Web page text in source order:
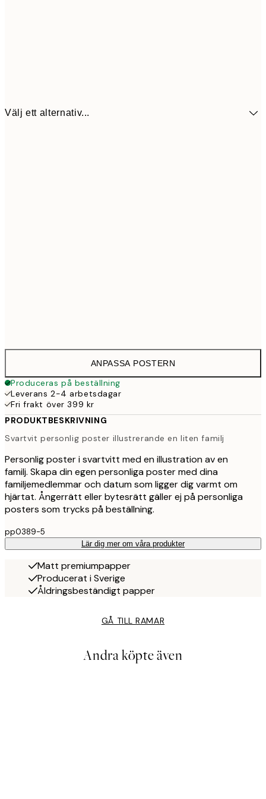
Välj ett alternativ...
ANPASSA POSTERN
Produceras på beställning
Leverans 2-4 arbetsdagar
Fri frakt över 399 kr
PRODUKTBESKRIVNING
Svartvit personlig poster illustrerande en liten familj
Personlig poster i svartvitt med en illustration av en
familj. Skapa din egen personliga poster med dina
familjemedlemmar och datum som ligger dig varmt om
hjärtat. Ångerrätt eller bytesrätt gäller ej på personliga
posters som trycks på beställning.
pp0389-5
Lär dig mer om våra produkter
Matt premiumpapper
Producerat i Sverige
Åldringsbeständigt papper
GÅ TILL RAMAR
Andra köpte även